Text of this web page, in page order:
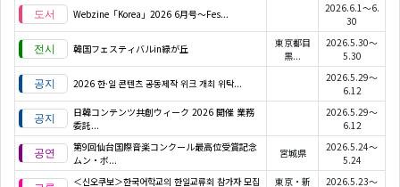
Webzine「Korea」2026 6月号～Fes...
2026.6.1～6.
30
韓国フェスティバルin緑が丘
東京都目
黒...
2026.5.30～
5.30
2026 한·일 콘텐츠 공동제작 위크 개최 위탁...
2026.5.29～
6.12
日韓コンテンツ共創ウィーク 2026 開催 業務
委託...
2026.5.29～
6.12
第9回仙台国際音楽コンクール最高位受賞記念
ムン・ボ...
宮城県
2026.5.24～
5.24
＜신오쿠보＞한국어학교의 한일교류회 참가자 모집
東京・新
2026.5.23～